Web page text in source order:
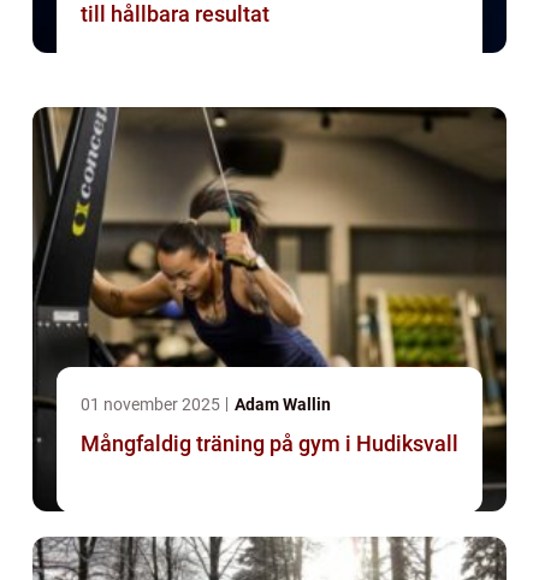
till hållbara resultat
01 november 2025 Adam Wallin
Mångfaldig träning på gym i Hudiksvall